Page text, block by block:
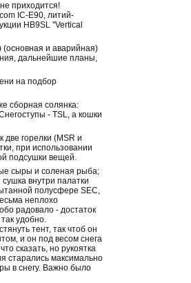
приходится!
IC-E90, литий-
HB9SL ''Vertical
и аварийная)
дальнейшие планы,
на подбор
сборная солянка:
- TSL, а кошки
две горелки (MSR и
при использовании
подсушки вещей.
сыры и соленая рыба;
внутри палатки
полусфере SEC,
неплохо
радовало - достаток
удобно.
тент, так чтоб он
и он под весом снега
сказать, но рукоятка
старались максимально
в снегу. Важно было